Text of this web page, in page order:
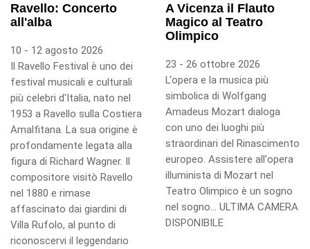
Ravello: Concerto
all'alba
10 - 12 agosto 2026
Il Ravello Festival è uno dei
festival musicali e culturali
più celebri d'Italia, nato nel
1953 a Ravello sulla Costiera
Amalfitana. La sua origine è
profondamente legata alla
figura di Richard Wagner. Il
compositore visitò Ravello
nel 1880 e rimase
affascinato dai giardini di
Villa Rufolo, al punto di
riconoscervi il leggendario
A Vicenza il Flauto
Magico al Teatro
Olimpico
23 - 26 ottobre 2026
L'opera e la musica più
simbolica di Wolfgang
Amadeus Mozart dialoga
con uno dei luoghi più
straordinari del Rinascimento
europeo. Assistere all'opera
illuminista di Mozart nel
Teatro Olimpico è un sogno
nel sogno... ULTIMA CAMERA
DISPONIBILE